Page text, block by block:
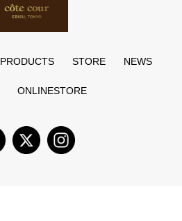
PRODUCTS STORE NEWS
ONLINESTORE